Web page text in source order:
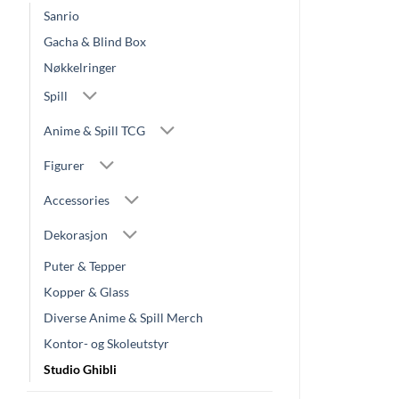
Sanrio
Gacha & Blind Box
Nøkkelringer
Spill
Anime & Spill TCG
Figurer
Accessories
Dekorasjon
Puter & Tepper
Kopper & Glass
Diverse Anime & Spill Merch
Kontor- og Skoleutstyr
Studio Ghibli